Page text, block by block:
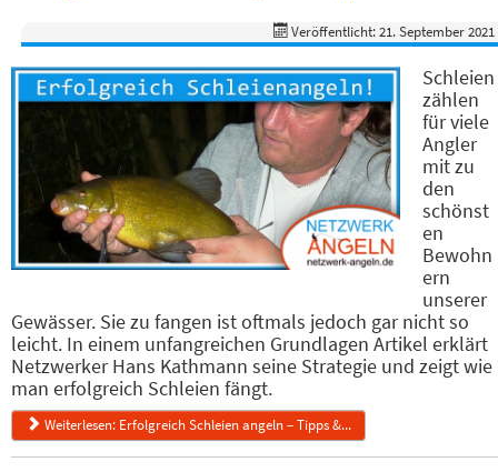
Veröffentlicht: 21. September 2021
Schleien
zählen
für viele
Angler
mit zu
den
schönst
en
Bewohn
ern
unserer
Gewässer. Sie zu fangen ist oftmals jedoch gar nicht so
leicht. In einem unfangreichen Grundlagen Artikel erklärt
Netzwerker Hans Kathmann seine Strategie und zeigt wie
man erfolgreich Schleien fängt.
Weiterlesen: Erfolgreich Schleien angeln – Tipps &...